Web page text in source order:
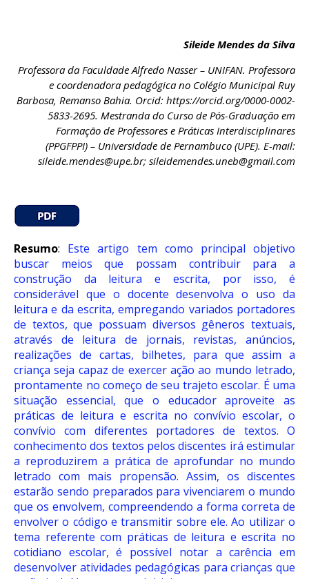
Sileide Mendes da Silva
Professora da Faculdade Alfredo Nasser – UNIFAN. Professora
e coordenadora pedagógica no Colégio Municipal Ruy
Barbosa, Remanso Bahia. Orcid: https://orcid.org/0000-0002-
5833-2695. Mestranda do Curso de Pós-Graduação em
Formação de Professores e Práticas Interdisciplinares
(PPGFPPI) – Universidade de Pernambuco (UPE). E-mail:
sileide.mendes@upe.br; sileidemendes.uneb@gmail.com
Resumo: Este artigo tem como principal objetivo
buscar meios que possam contribuir para a
construção da leitura e escrita, por isso, é
considerável que o docente desenvolva o uso da
leitura e da escrita, empregando variados portadores
de textos, que possuam diversos gêneros textuais,
através de leitura de jornais, revistas, anúncios,
realizações de cartas, bilhetes, para que assim a
criança seja capaz de exercer ação ao mundo letrado,
prontamente no começo de seu trajeto escolar. É uma
situação essencial, que o educador aproveite as
práticas de leitura e escrita no convívio escolar, o
convívio com diferentes portadores de textos. O
conhecimento dos textos pelos discentes irá estimular
a reproduzirem a prática de aprofundar no mundo
letrado com mais propensão. Assim, os discentes
estarão sendo preparados para vivenciarem o mundo
que os envolvem, compreendendo a forma correta de
envolver o código e transmitir sobre ele. Ao utilizar o
tema referente com práticas de leitura e escrita no
cotidiano escolar, é possível notar a carência em
desenvolver atividades pedagógicas para crianças que